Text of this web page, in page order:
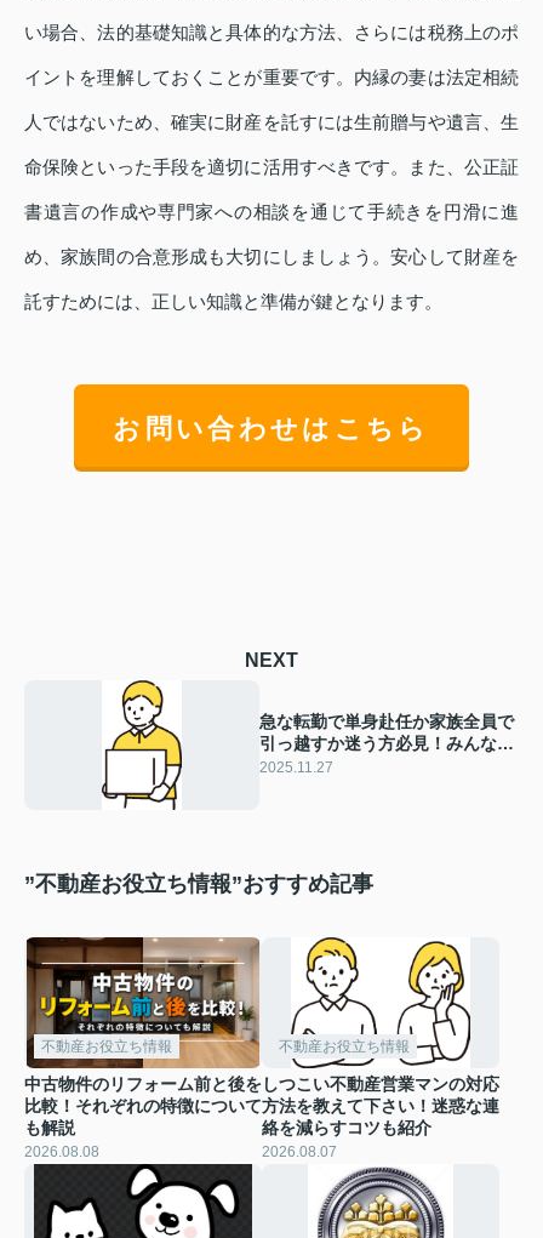
い場合、法的基礎知識と具体的な方法、さらには税務上のポ
イントを理解しておくことが重要です。内縁の妻は法定相続
人ではないため、確実に財産を託すには生前贈与や遺言、生
命保険といった手段を適切に活用すべきです。また、公正証
書遺言の作成や専門家への相談を通じて手続きを円滑に進
め、家族間の合意形成も大切にしましょう。安心して財産を
託すためには、正しい知識と準備が鍵となります。
お問い合わせはこちら
NEXT
急な転勤で単身赴任か家族全員で
引っ越すか迷う方必見！みんなは
どのように決めているのか体験談
2025.11.27
”不動産お役立ち情報”おすすめ記事
不動産お役立ち情報
中古物件のリフォーム前と後を
比較！それぞれの特徴について
も解説
2026.08.08
不動産お役立ち情報
しつこい不動産営業マンの対応
方法を教えて下さい！迷惑な連
絡を減らすコツも紹介
2026.08.07